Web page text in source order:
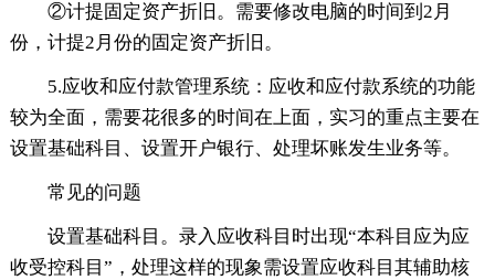
②计提固定资产折旧。需要修改电脑的时间到2月
份，计提2月份的固定资产折旧。
5.应收和应付款管理系统：应收和应付款系统的功能
较为全面，需要花很多的时间在上面，实习的重点主要在
设置基础科目、设置开户银行、处理坏账发生业务等。
常见的问题
设置基础科目。录入应收科目时出现“本科目应为应
收受控科目”，处理这样的现象需设置应收科目其辅助核